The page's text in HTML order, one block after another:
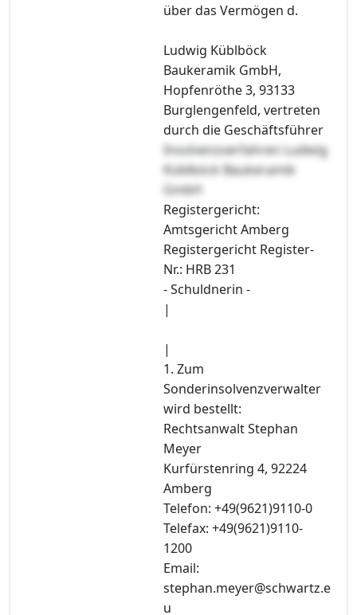
über das Vermögen d.
Ludwig Küblböck
Baukeramik GmbH,
Hopfenröthe 3, 93133
Burglengenfeld, vertreten
durch die Geschäftsführer
Insolvenzverfahren Ludwig
Küblböck Baukeramik
GmbH
Registergericht:
Amtsgericht Amberg
Registergericht Register-
Nr.: HRB 231
- Schuldnerin -
|
|
1. Zum
Sonderinsolvenzverwalter
wird bestellt:
Rechtsanwalt Stephan
Meyer
Kurfürstenring 4, 92224
Amberg
Telefon: +49(9621)9110-0
Telefax: +49(9621)9110-
1200
Email:
stephan.meyer@schwartz.e
u